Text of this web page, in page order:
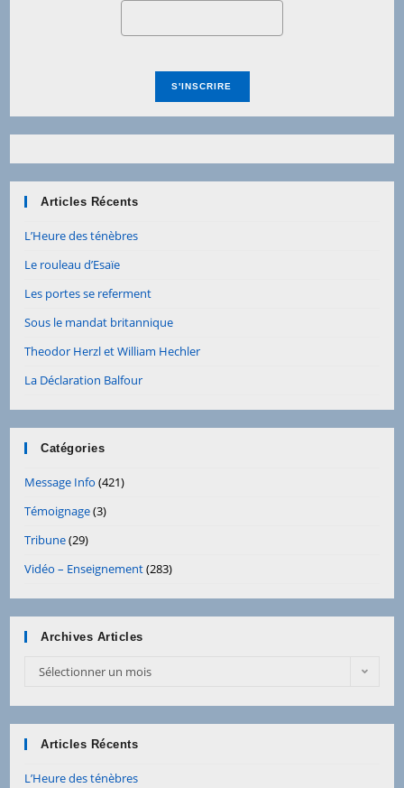
Articles Récents
L’Heure des ténèbres
Le rouleau d’Esaïe
Les portes se referment
Sous le mandat britannique
Theodor Herzl et William Hechler
La Déclaration Balfour
Catégories
Message Info (421)
Témoignage(3)
Tribune(29)
Vidéo – Enseignement(283)
Archives Articles
Sélectionner un mois
Articles Récents
L’Heure des ténèbres